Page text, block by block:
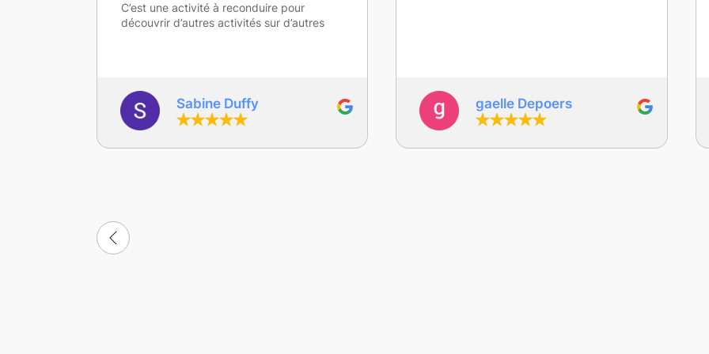
gaelle Depoers deborah languille
pensées de manière évolutive et
s’adaptent à tous les élèves, avec une
vraie prise en compte de la